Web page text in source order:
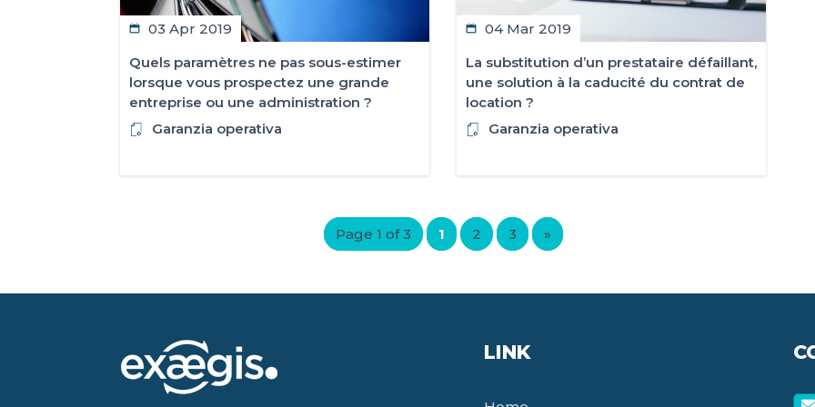
03 Apr 2019
Quels paramètres ne pas sous-estimer
lorsque vous prospectez une grande
entreprise ou une administration ?
Garanzia operativa
04 Mar 2019
La substitution d’un prestataire défaillant,
une solution à la caducité du contrat de
location ?
Garanzia operativa
Page 1 of 3 1 2 3 »
LINK